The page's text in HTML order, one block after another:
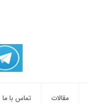
مقالات تماس با ما